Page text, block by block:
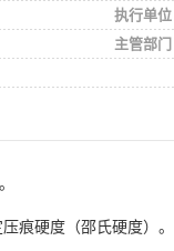
执行单位
主管部门
痕硬度（邵氏硬度）。